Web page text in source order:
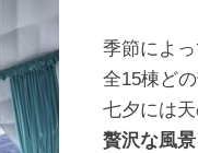
季節によ
全15棟ど
七夕には
贅沢な風